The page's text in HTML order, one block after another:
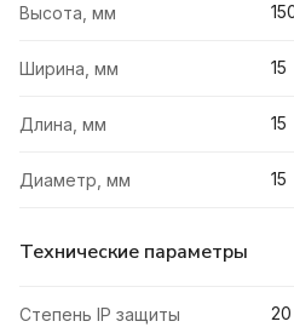
Высота, мм
Ширина, мм 15
Длина, мм 15
Диаметр, мм 15
Технические параметры
Степень IP защиты 20